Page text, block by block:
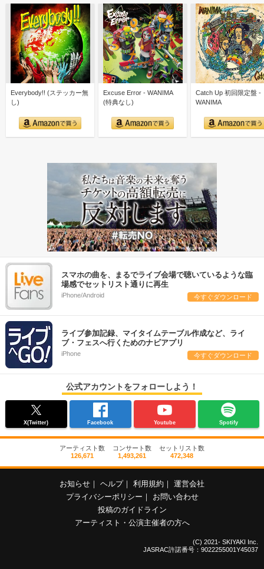
Everybody!! (ステッカー無
し)
Excuse Error - WANIMA
(特典なし)
Catch Up 初回限定盤 -
WANIMA
スマホの曲を、まるでライブ会場で聴いているような臨
場感でセットリスト通りに再生
iPhone/Android 今すぐダウンロード
ライブ参加記録、マイタイムテーブル作成など、ライ
ブ・フェスへ行くためのナビアプリ
iPhone 今すぐダウンロード
公式アカウントをフォローしよう！
X(Twitter) Facebook Youtube Spotify
アーティスト数
126,671
コンサート数
1,493,261
セットリスト数
472,348
お知らせ ヘルプ 利用規約
運営会社
プライバシーポリシー
お問い合わせ
投稿のガイドライン
アーティスト・公演主催者の方へ
(C) 2021- SKIYAKI Inc.
JASRAC許諾番号：9022255001Y45037